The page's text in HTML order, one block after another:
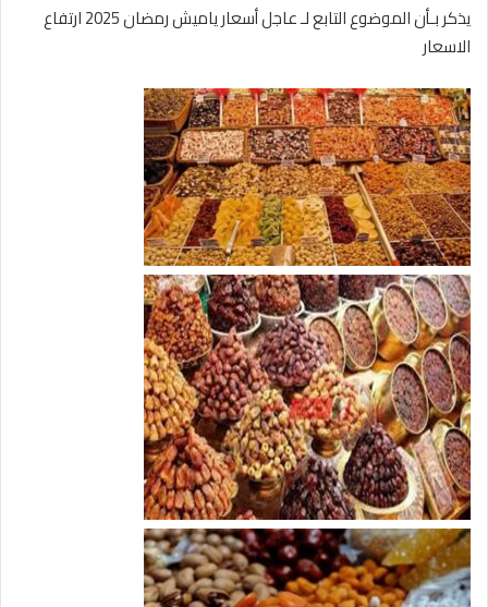
يذكر بـأن الموضوع التابع لـ عاجل أسعار ياميش رمضان 2025 ارتفاع
الاسعار